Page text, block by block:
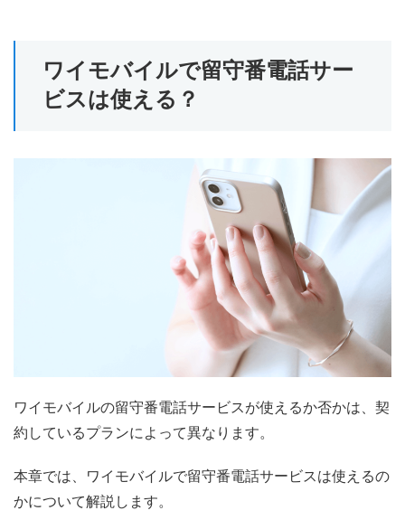
ワイモバイルで留守番電話サー
ビスは使える？
ワイモバイルの留守番電話サービスが使えるか否かは、契
約しているプランによって異なります。
本章では、ワイモバイルで留守番電話サービスは使えるの
かについて解説します。